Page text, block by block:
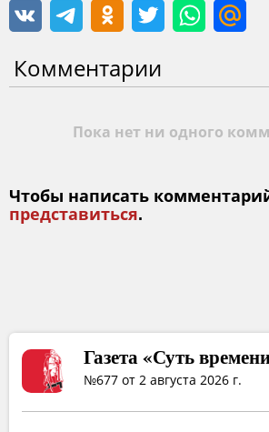
Комментарии
Пока нет ни одного
Чтобы написать
представиться.
Газета «Суть
№677 от 2 августа 2026 г.